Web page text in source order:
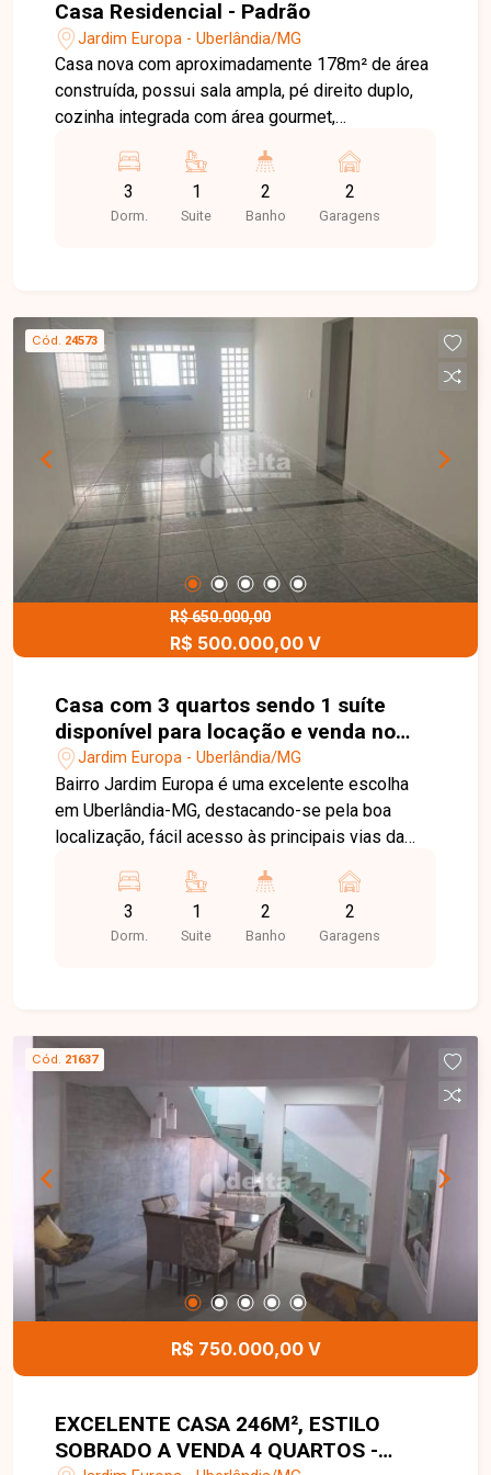
Casa Residencial - Padrão
Jardim Europa - Uberlândia/MG
Casa nova com aproximadamente 178m² de área
construída, possui sala ampla, pé direito duplo,
cozinha integrada com área gourmet,
closet, banheiro social, espaço para construção
de piscina e 2 vagas de garagem coberta.
3
Dorm.
1
Suite
2
Banho
2
Garagens
Cód. 24573
R$ 650.000,00
R$ 500.000,00 V
Casa com 3 quartos sendo 1 suíte
disponível para locação e venda no
bairro Jardim Europa em Uberlândia-
MG.
Jardim Europa - Uberlândia/MG
Bairro Jardim Europa é uma excelente escolha
em Uberlândia-MG, destacando-se pela boa
localização, fácil acesso às principais vias da
proporcionando praticidade no dia a dia. Casa
com aproximadamente 223 m² de área construída
em terreno de 250 m², sendo sala em 2
com edícula e garagem coberta para 2 carros.
Uma ótima oportunidade para quem busca
espaço, conforto e um imóvel bem localizado.
Entre em contato e agende sua visita!
3
Dorm.
1
Suite
2
Banho
2
Garagens
Cód. 21637
R$ 750.000,00 V
EXCELENTE CASA 246M², ESTILO
SOBRADO A VENDA 4 QUARTOS -